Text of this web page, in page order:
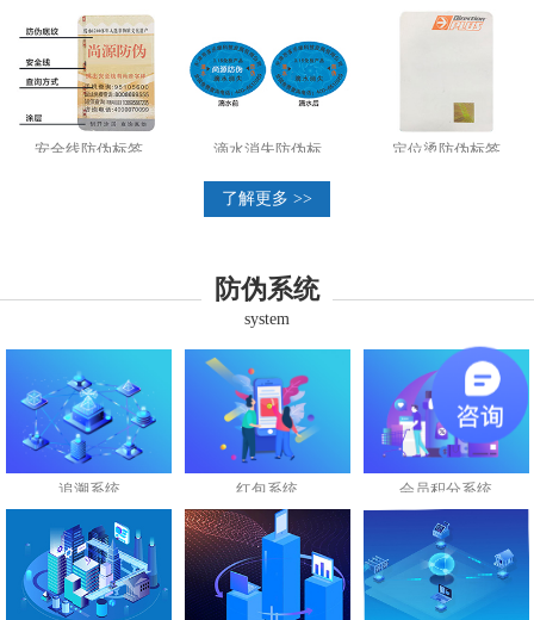
安全线防伪标签 滴水消失防伪标 定位烫防伪标签
了解更多 >>
防伪系统
system
追溯系统 红包系统 会员积分系统